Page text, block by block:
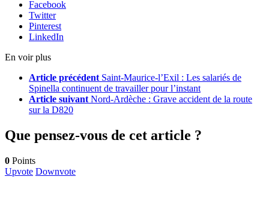
Facebook
Twitter
Pinterest
LinkedIn
En voir plus
Article précédent Saint-Maurice-l’Exil : Les salariés de
Spinella continuent de travailler pour l’instant
Article suivant Nord-Ardèche : Grave accident de la route
sur la D820
Que pensez-vous de cet article ?
0 Points
Upvote Downvote